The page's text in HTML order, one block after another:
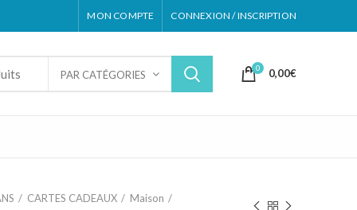
MON COMPTE CONNEXION / INSCRIPTION
PAR CATÉGORIES
0 0,00€
CARTES CADEAUX
Maison